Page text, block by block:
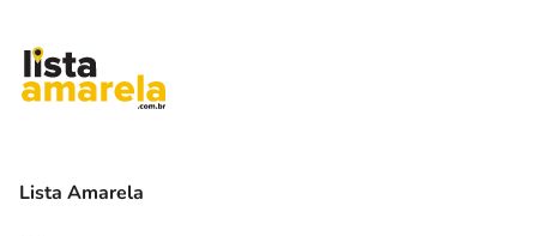
Lista Amarela